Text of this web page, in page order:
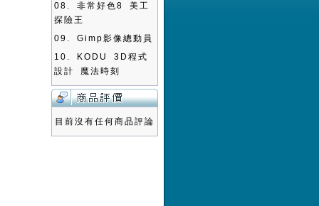
08. 非常好色8 美工
探險王
09. Gimp影像總動員
10.
KODU 3D程式
設計 魔法時刻
目前沒有任何商品評論